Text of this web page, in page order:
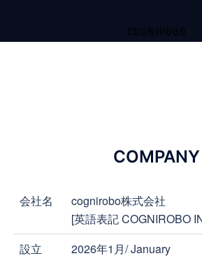
COMPANY
会社名
cognirobo株式会社
[英語表記 COGNIROBO
設立
2026年1月/ January